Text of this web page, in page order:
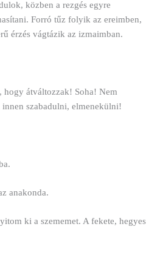
közben a rezgés egyre
Forró tűz folyik az ereimben,
érzés vágtázik az izmaimban.
átváltozzak! Soha! Nem
szabadulni, elmenekülni!
anakonda.
ki a szememet. A fekete, hegyes